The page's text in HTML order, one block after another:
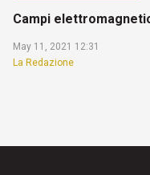
Campi
May 11, 2021 12:31
La Redazione